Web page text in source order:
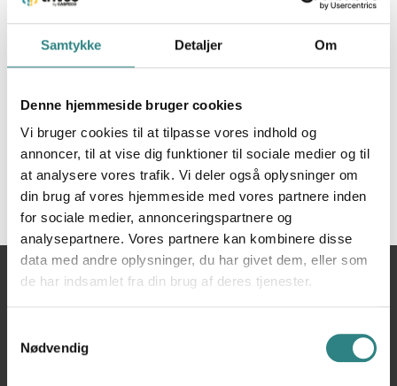
Samtykke Detaljer Om
Denne hjemmeside bruger cookies
Vi bruger cookies til at tilpasse vores indhold og
annoncer, til at vise dig funktioner til sociale medier og til
at analysere vores trafik. Vi deler også oplysninger om
din brug af vores hjemmeside med vores partnere inden
for sociale medier, annonceringspartnere og
analysepartnere. Vores partnere kan kombinere disse
data med andre oplysninger, du har givet dem, eller som
de har indsamlet fra din brug af deres tjenester.
Nødvendig
in their partner portal where restaurant owners can
receive preferential offers.
Du
Hjem Martin och Servera